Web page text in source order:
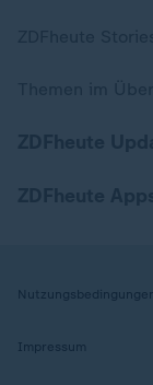
Impressum